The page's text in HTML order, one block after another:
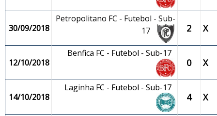
30/09/2018
Petropolitano FC - Futebol - Sub-
17
2 X
12/10/2018
Benfica FC - Futebol - Sub-17
0 X
14/10/2018
Laginha FC - Futebol - Sub-17
4 X